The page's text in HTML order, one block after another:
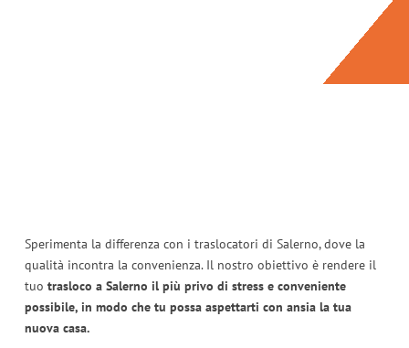
Sperimenta la differenza con i traslocatori di Salerno, dove la
qualità incontra la convenienza. Il nostro obiettivo è rendere il
tuo trasloco a Salerno il più privo di stress e conveniente
possibile, in modo che tu possa aspettarti con ansia la tua
nuova casa.